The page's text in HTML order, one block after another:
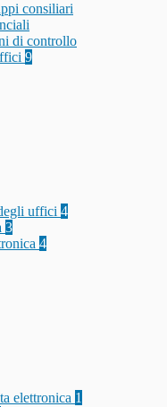
consiliari
di controllo
9
uffici 4
3
4
elettronica 1